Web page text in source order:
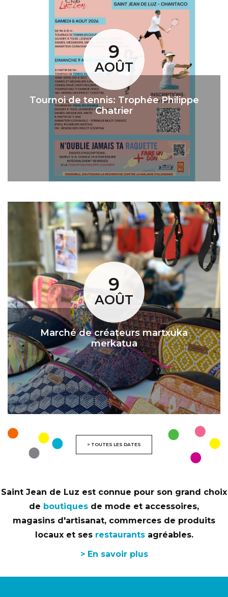
9
AOÛT
Tournoi de tennis: Trophée Philippe
Chatrier
9
AOÛT
Marché de créateurs martxuka
merkatua
> TOUTES LES DATES
Saint Jean de Luz est connue pour son grand choix
de boutiques de mode et accessoires,
magasins d'artisanat, commerces de produits
locaux et ses restaurantsagréables.
> En savoir plus